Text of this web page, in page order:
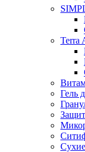
Terra
Гель